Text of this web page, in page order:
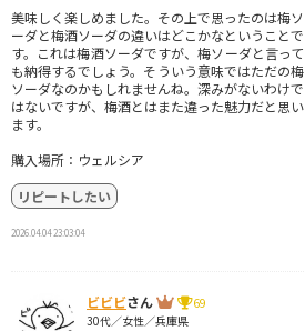
美味しく楽しめました。その上で思ったのは梅ソ
ーダと梅酒ソーダの違いはどこかなということで
す。これは梅酒ソーダですが、梅ソーダと言って
も納得するでしょう。そういう意味ではただの梅
ソーダなのかもしれませんね。深みがないわけで
はないですが、梅酒とはまた違った魅力だと思い
ます。
購入場所：ウェルシア
リピートしたい
2026.04.04 23:03:04
ビビビさん
69
30代／女性／兵庫県